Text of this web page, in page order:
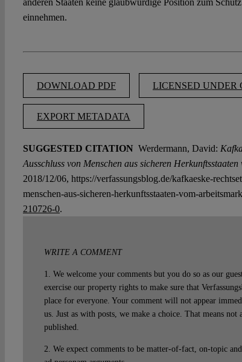
einnehmen.
DOWNLOAD PDF LICENSED UNDER
EXPORT METADATA
SUGGESTED CITATION Werdermann, David:
Ausschluss von Menschen aus sicheren
2018/12/06, https://verfassungsblog.de/kafkaeske-
menschen-aus-sicheren-herkunftsstaaten-vom-
210726-0.
WRITE A COMMENT
1. We welcome your comments but you do so as our
exercise our property rights to make sure that
place for everyone. Your comment will not appear
us. Just as with posts, we make a choice. That means
published.
2. We expect comments to be matter-of-fact, on-topic